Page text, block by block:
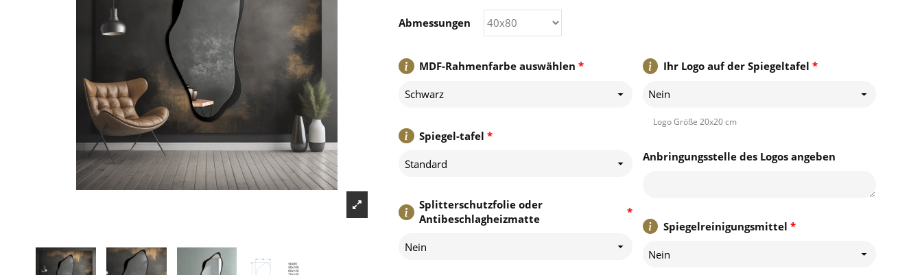
*
MDF-Rahmenfarbe auswählen
Schwarz
*
Spiegel-tafel
Standard
*
Splitterschutzfolie oder
Antibeschlagheizmatte
Nein
*
Ihr Logo auf der Spiegeltafel
Nein
Logo Größe 20x20 cm
Anbringungsstelle des Logos angeben
*
Spiegelreinigungsmittel
Nein
Abmessungen